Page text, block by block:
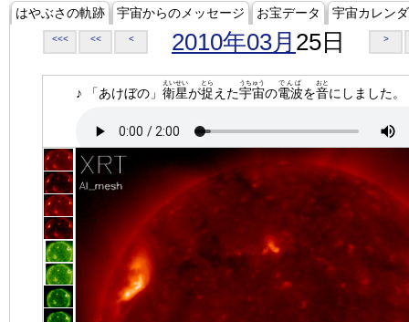
はやぶさの軌跡 宇宙からのメッセージ お宝データ 宇宙カレン
<<< << < 2010年03月 25日 >
♪ 「あけぼの」 衛星
えいせい
が捉
とら
えた宇宙
うちゅう
の電波
でんぱ
を音
おと
にしました。